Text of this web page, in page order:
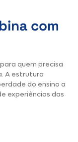
com
quem precisa
A estrutura
do ensino a
experiências das